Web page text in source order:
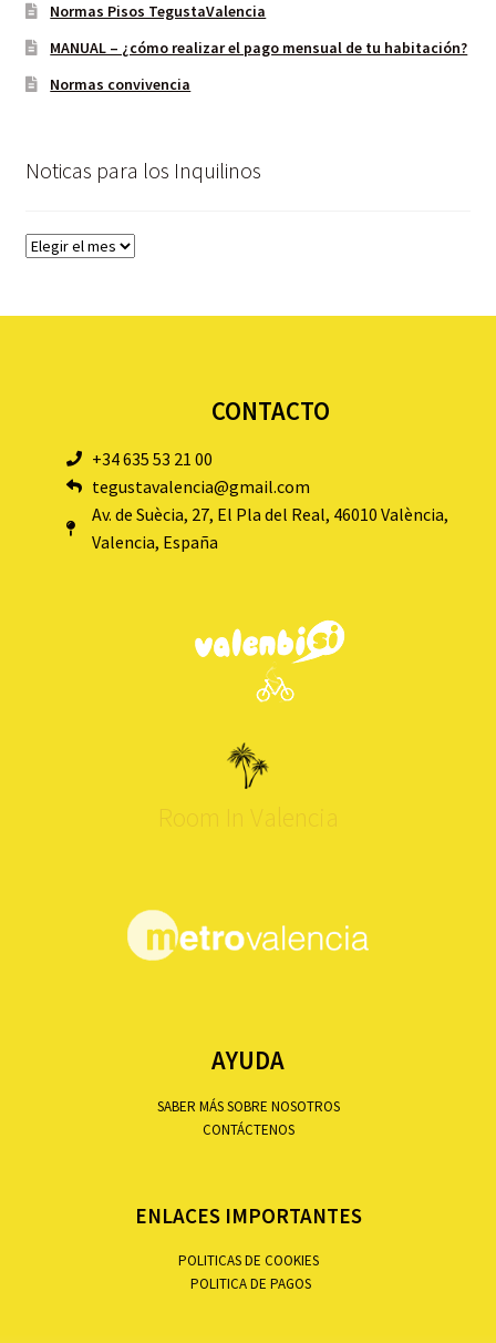
Normas Pisos TegustaValencia
MANUAL – ¿cómo realizar el pago mensual de tu habitación?
Normas convivencia
Noticas para los Inquilinos
CONTACTO
+34 635 53 21 00
tegustavalencia@gmail.com
Av. de Suècia, 27, El Pla del Real, 46010 València,
Valencia, España
Room In Valencia
AYUDA
SABER MÁS SOBRE NOSOTROS
CONTÁCTENOS
ENLACES IMPORTANTES
POLITICAS DE COOKIES
POLITICA DE PAGOS